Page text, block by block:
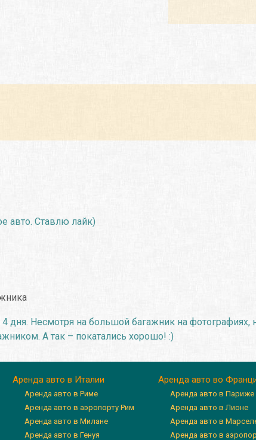
авто. Ставлю лайк)
дня. Несмотря на большой багажник на
А так – покатались хорошо! :)
Аренда авто в Италии
Аренда авто в Риме
Аренда авто в аэропорту Рим
Аренда авто в Милане
Аренда авто в Генуя
Аренда авто во
Аренда авто в Париже
Аренда авто в Лионе
Аренда авто в
Аренда авто в